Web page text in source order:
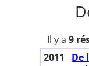
Il y a 9
2011
De